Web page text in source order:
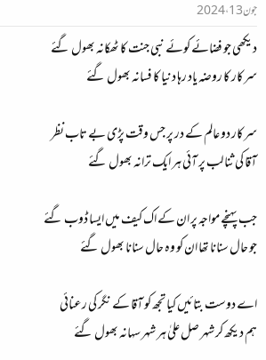
جون 13، 2024
دیکھی جو فضائے کوئے نبی جنت کا ٹھکانہ بھول گئے
سرکار کا روضہ یاد رہا دنیا کا فسانہ بھول گئے
سرکار دو عالم کے در پر جس وقت پڑی بے تاب نظر
آقا کی ثنا لب پر آئی ہر ایک ترانہ بھول گئے
جب پہنچے مواجہ پر ان کے اک کیف میں ایسا ڈوب گئے
جو حال سنانا تھا ان کو وہ حال سنانا بھول گئے
اے دوست بتائیں کیا تجھ کو آقا کے نگر کی رعنائی
ہم دیکھ کر شہر صل علیٰ ہر شہر سہانہ بھول گئے